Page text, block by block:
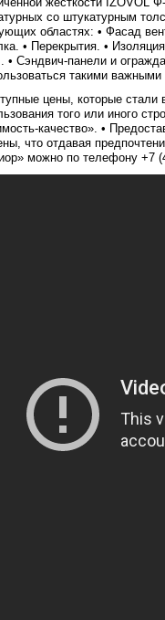
со штукатурным
областях: • Фасад
• Перекрытия. •
• Сэндвич-панели и
такими
цены, которые
того или иного
качество». •
что отдавая
можно по телефону +7